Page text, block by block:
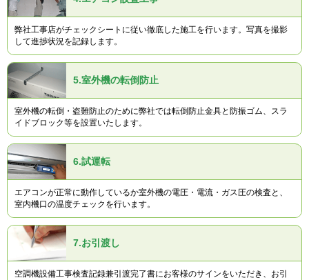
弊社工事店がチェックシートに従い徹底した施工を行います。写真を撮影
して進捗状況を記録します。
5.室外機の転倒防止
室外機の転倒・盗難防止のために弊社では転倒防止金具と防振ゴム、スラ
イドブロック等を設置いたします。
6.試運転
エアコンが正常に動作しているか室外機の電圧・電流・ガス圧の検査と、
室内機口の温度チェックを行います。
7.お引渡し
空調機設備工事検査記録兼引渡完了書にお客様のサインをいただき、お引